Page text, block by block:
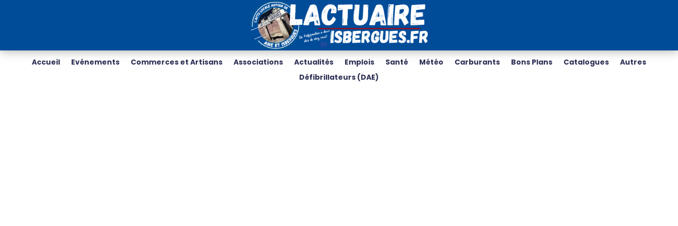
Accueil Evénements Commerces et Artisans Associations Actualités Emplois Santé Météo Carburants Bons Plans Catalogues
Autres
Défibrillateurs (DAE)